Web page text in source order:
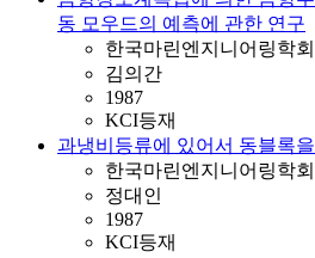
동 모우드의 예측에 관한 연구
한국마린엔지니어링학회
김의간
1987
KCI등재
과냉비등류에 있어서 동블록
한국마린엔지니어링학회
정대인
1987
KCI등재